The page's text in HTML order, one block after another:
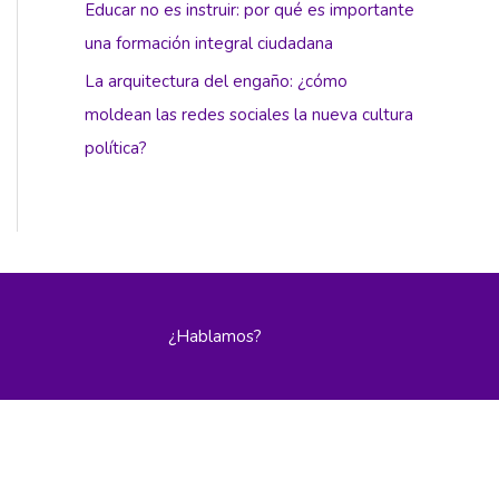
Educar no es instruir: por qué es importante
una formación integral ciudadana
La arquitectura del engaño: ¿cómo
moldean las redes sociales la nueva cultura
política?
¿Hablamos?